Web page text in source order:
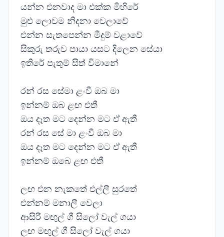
යන්න එනවාද මා එක්ක මිහිරේ
මුළු ලොවම නිදනා වෙලාවේ
එන්න සැතපෙන්න මීදුම් වළාවේ
සිකුරු තරුව පායා යසට දිලෙන සේයා
ඉතිරේ පැතුම් සිත් විමානේ
රන් රස සේමා ළංවී ඔබ මා
ඉන්නම් ඔබ ළඟ එතී
ඔය දෑත මට දෙන්න මට ඒ ඇතී
රන් රස සේ මා ළංවී ඔබ මා
ඔය දෑත මට දෙන්න මට ඒ ඇතී
ඉන්නම් ඔබෙ ළඟ එතී
ලඟ එන නැකතේ එල්ලී සුරතේ
එන්නම් මනාලී වෙලා
ආසිරි මඟුල් ගී සිලෝ වැල් ගයා
ලඟ මඟුල් ගී සිලෝ වැල් ගයා